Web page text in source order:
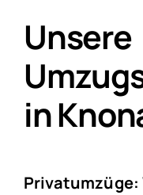
Unsere
in
Privatumzüge: